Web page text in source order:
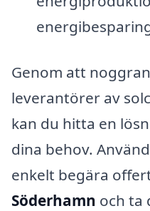
Genom att
leverantörer av
kan du hitta en
dina behov.
enkelt begära
Söderhamn och ta